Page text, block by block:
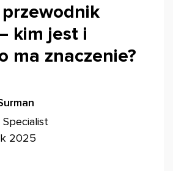
kim jest i
ma znaczenie?
2025